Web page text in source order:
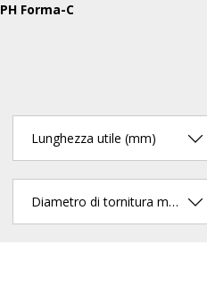
Forma-C
Lunghezza utile (mm)
Diametro di tornitura min.